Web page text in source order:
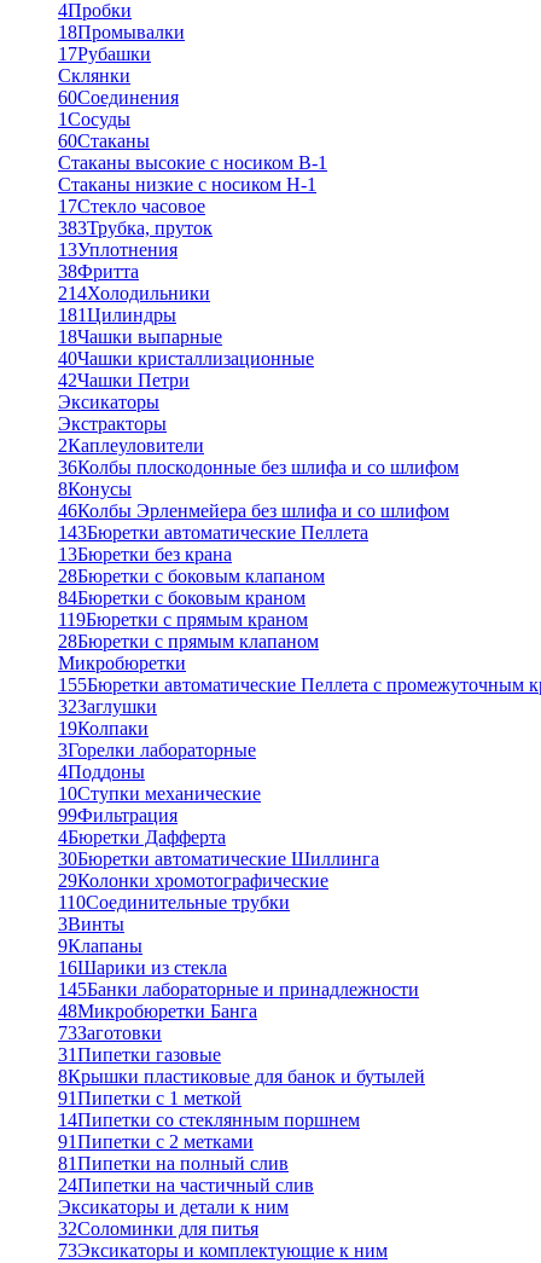
4Пробки
18Промывалки
17Рубашки
Склянки
60Соединения
1Сосуды
60Стаканы
Стаканы высокие с носиком В-1
Стаканы низкие с носиком Н-1
17Стекло часовое
383Трубка, пруток
13Уплотнения
38Фритта
214Холодильники
181Цилиндры
18Чашки выпарные
40Чашки кристаллизационные
42Чашки Петри
Эксикаторы
Экстракторы
2Каплеуловители
36Колбы плоскодонные без шлифа и со шлифом
8Конусы
46Колбы Эрленмейера без шлифа и со шлифом
143Бюретки автоматические Пеллета
13Бюретки без крана
28Бюретки с боковым клапаном
84Бюретки с боковым краном
119Бюретки с прямым краном
28Бюретки с прямым клапаном
Микробюретки
155Бюретки автоматические Пеллета с промежуточным
32Заглушки
19Колпаки
3Горелки лабораторные
4Поддоны
10Ступки механические
99Фильтрация
4Бюретки Дафферта
30Бюретки автоматические Шиллинга
29Колонки хромотографические
110Соединительные трубки
3Винты
9Клапаны
16Шарики из стекла
145Банки лабораторные и принадлежности
48Микробюретки Банга
73Заготовки
31Пипетки газовые
8Крышки пластиковые для банок и бутылей
91Пипетки с 1 меткой
14Пипетки со стеклянным поршнем
91Пипетки с 2 метками
81Пипетки на полный слив
24Пипетки на частичный слив
Эксикаторы и детали к ним
32Соломинки для питья
73Эксикаторы и комплектующие к ним